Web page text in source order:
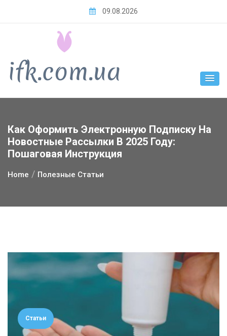
09.08.2026
Как Оформить Электронную Подписку На
Новостные Рассылки В 2025 Году:
Пошаговая Инструкция
Home Полезные Статьи
Статьи